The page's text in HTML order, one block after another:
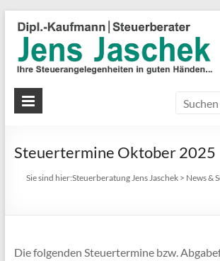
Steuertermine Oktober 2025
Sie sind hier:Steuerberatung Jens Jaschek > News &
Die folgenden Steuertermine bzw.